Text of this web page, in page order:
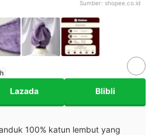
Sumber: shopee.co.id
Lazada Blibli
100% katun lembut yang